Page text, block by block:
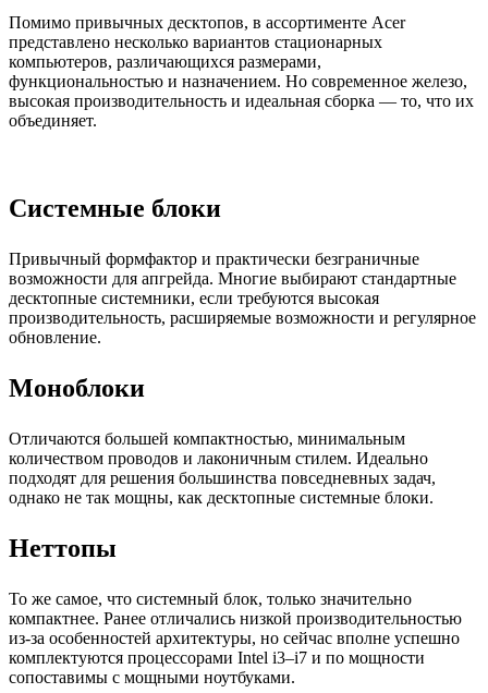
Помимо привычных десктопов, в ассортименте Acer
представлено несколько вариантов стационарных
компьютеров, различающихся размерами,
функциональностью и назначением. Но современное железо,
высокая производительность и идеальная сборка — то, что их
объединяет.
Системные блоки
Привычный формфактор и практически безграничные
возможности для апгрейда. Многие выбирают стандартные
десктопные системники, если требуются высокая
производительность, расширяемые возможности и регулярное
обновление.
Моноблоки
Отличаются большей компактностью, минимальным
количеством проводов и лаконичным стилем. Идеально
подходят для решения большинства повседневных задач,
однако не так мощны, как десктопные системные блоки.
Неттопы
То же самое, что системный блок, только значительно
компактнее. Ранее отличались низкой производительностью
из-за особенностей архитектуры, но сейчас вполне успешно
комплектуются процессорами Intel i3–i7 и по мощности
сопоставимы с мощными ноутбуками.